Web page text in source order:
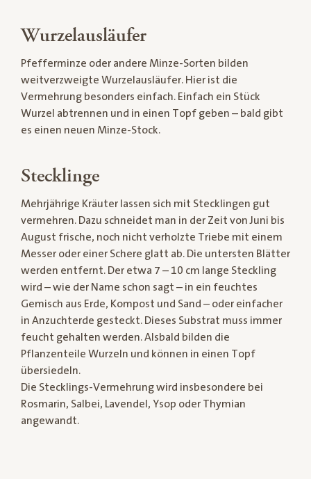
Wurzelausläufer
Pfefferminze oder andere Minze-Sorten bilden
weitverzweigte Wurzelausläufer. Hier ist die
Vermehrung besonders einfach. Einfach ein Stück
Wurzel abtrennen und in einen Topf geben – bald gibt
es einen neuen Minze-Stock.
Stecklinge
Mehrjährige Kräuter lassen sich mit Stecklingen gut
vermehren. Dazu schneidet man in der Zeit von Juni bis
August frische, noch nicht verholzte Triebe mit einem
Messer oder einer Schere glatt ab. Die untersten Blätter
werden entfernt. Der etwa 7 – 10 cm lange Steckling
wird – wie der Name schon sagt – in ein feuchtes
Gemisch aus Erde, Kompost und Sand – oder einfacher
in Anzuchterde gesteckt. Dieses Substrat muss immer
feucht gehalten werden. Alsbald bilden die
Pflanzenteile Wurzeln und können in einen Topf
übersiedeln.
Die Stecklings-Vermehrung wird insbesondere bei
Rosmarin, Salbei, Lavendel, Ysop oder Thymian
angewandt.